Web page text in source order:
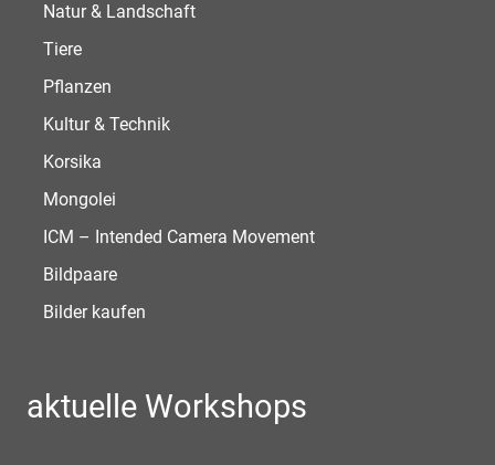
Natur & Landschaft
Tiere
Pflanzen
Kultur & Technik
Korsika
Mongolei
ICM – Intended Camera Movement
Bildpaare
Bilder kaufen
aktuelle Workshops